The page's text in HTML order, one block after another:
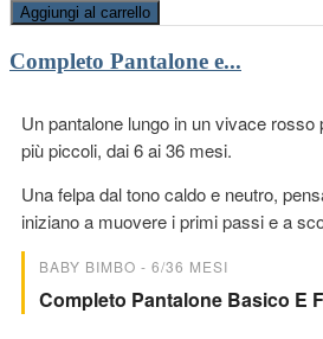
Aggiungi al carrello
Completo Pantalone e...
Un pantalone lungo in un vivace
più piccoli, dai 6 ai 36 mesi.
Una felpa dal tono caldo e neutro,
iniziano a muovere i primi passi e a
BABY BIMBO - 6/36 MESI
Completo Pantalone Basico E